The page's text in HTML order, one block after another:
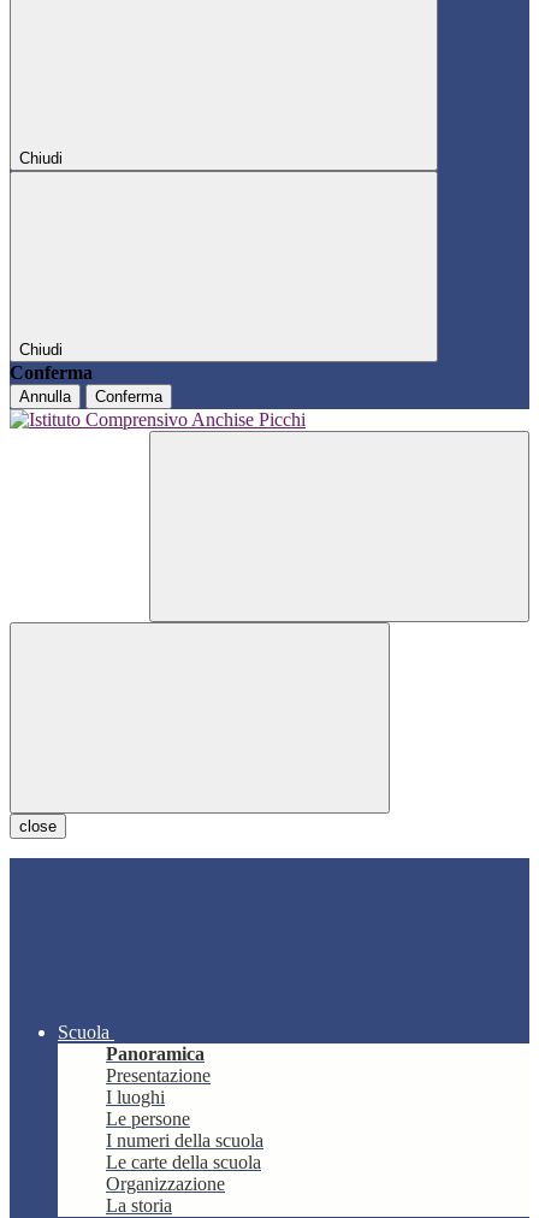
Chiudi
Chiudi
Conferma
Annulla Conferma
close
Scuola
Panoramica
Presentazione
I luoghi
Le persone
I numeri della scuola
Le carte della scuola
Organizzazione
La storia